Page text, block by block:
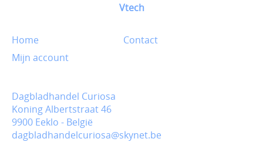
Vtech
Home
Contact
Mijn account
Dagbladhandel Curiosa
Koning Albertstraat 46
9900 Eeklo - België
dagbladhandelcuriosa@skynet.be